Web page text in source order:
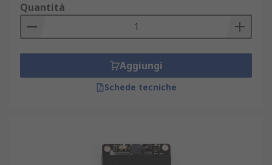
Quantità
Aggiungi
Schede tecniche